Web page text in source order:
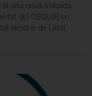
una nova trobada
del CEQUIP, en
de Lleal,